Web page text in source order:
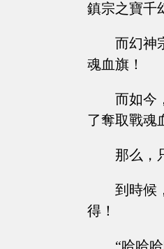
鎮宗之寶千
而幻神
魂血旗！
而如今
了奪取戰魂
那么，
到時候
得！
“哈哈